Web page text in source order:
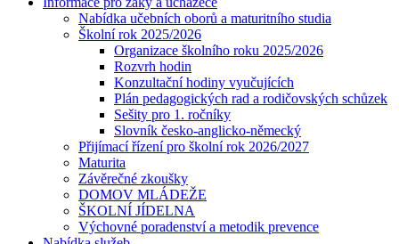
Nabídka učebních oborů a maturitního studia
Školní rok 2025/2026
Organizace školního roku 2025/2026
Rozvrh hodin
Konzultační hodiny vyučujících
Plán pedagogických rad a rodičovských schůzek
Sešity pro 1. ročníky
Slovník česko-anglicko-německý
Přijímací řízení pro školní rok 2026/2027
Maturita
Závěrečné zkoušky
DOMOV MLÁDEŽE
ŠKOLNÍ JÍDELNA
Výchovné poradenství a metodik prevence